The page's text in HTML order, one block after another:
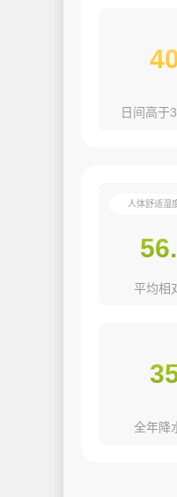
日间高
人体舒适湿
平均相
全年降